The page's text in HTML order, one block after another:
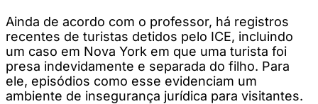
Ainda de acordo com o professor, há registros
recentes de turistas detidos pelo ICE, incluindo
um caso em Nova York em que uma turista foi
presa indevidamente e separada do filho. Para
ele, episódios como esse evidenciam um
ambiente de insegurança jurídica para visitantes.